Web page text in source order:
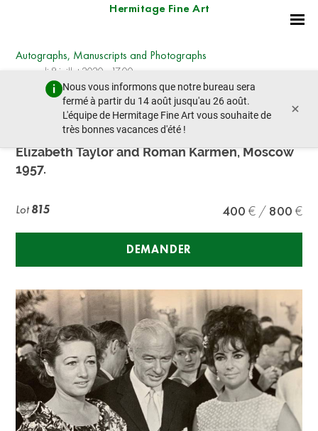
Hermitage Fine Art
Nous vous informons que notre bureau sera
fermé à partir du 14 août jusqu'au 26 août.
L'équipe de Hermitage Fine Art vous souhaite de
très bonnes vacances d'été !
×
Autographs, Manuscripts and Photographs
mercredi 8 juillet 2020 - 17:00
lot précédent lot suivant
JACOB HALIP (1908-1980)
Elizabeth Taylor and Roman Karmen, Moscow
1957.
Lot815 400 800
DEMANDER